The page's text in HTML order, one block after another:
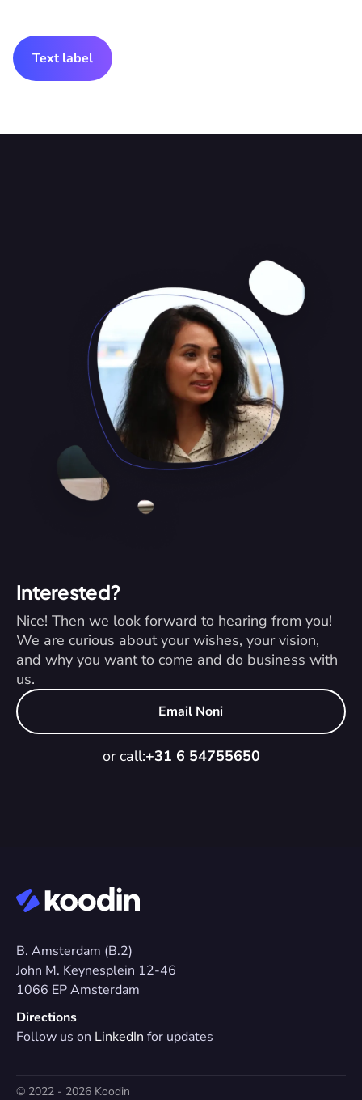
Text label
Interested?
Nice! Then we look forward to hearing from you!
We are curious about your wishes, your vision,
and why you want to come and do business with
us.
Email Noni
or call:+31 6 54755650
B. Amsterdam (B.2)
John M. Keynesplein 12-46
1066 EP Amsterdam
Directions
Follow us on LinkedIn for updates
© 2022 - 2026 Koodin